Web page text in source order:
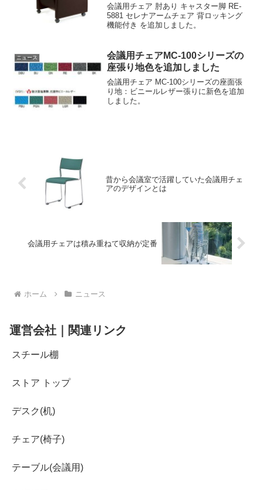
会議用チェア 肘あり キャスター脚 RE-
5881 セレナアームチェア 背ロッキング
機能付き を追加しました。
ニュース
会議用チェアMC-100シリーズの
座張り地色を追加しました
会議用チェア MC-100シリーズの座面張
り地：ビニールレザー張りに新色を追加
しました。
昔から会議室で活躍していた会議用チェ
アのデザインとは
会議用チェアは積み重ねて収納が定番
ホーム ニュース
運営会社｜関連リンク
スチール棚
ストア トップ
デスク(机)
チェア(椅子)
テーブル(会議用)